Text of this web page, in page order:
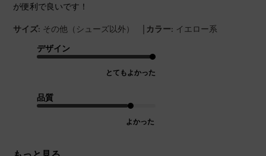
が便利で良いです！
サイズ: その他（シューズ以外） | カラー: イエロー系
デザイン
とてもよかった
品質
よかった